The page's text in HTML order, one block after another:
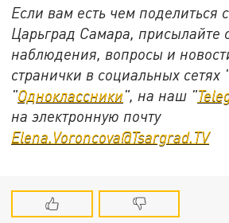
Если вам есть чем поделиться
Царьград Самара, присылайте
наблюдения, вопросы и
странички в социальных сетях
"Одноклассники", на наш "
на электронную почту
Elena.Voroncova@Tsargrad.TV